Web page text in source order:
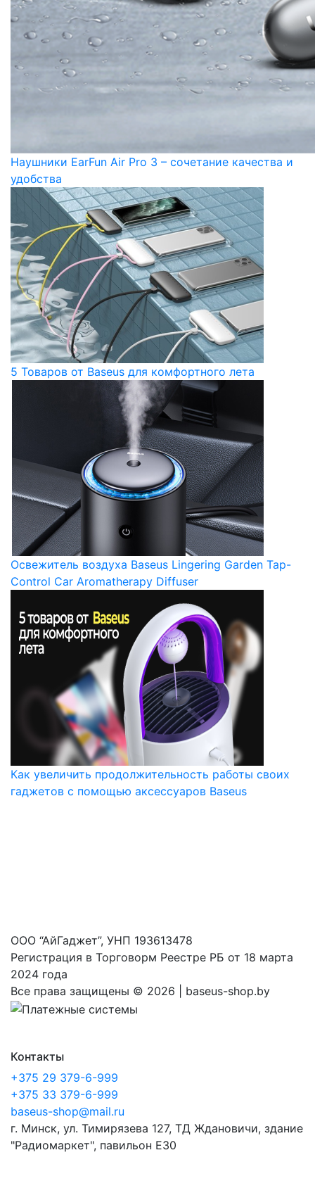
Наушники EarFun Air Pro 3 – сочетание качества и
удобства
5 Товаров от Baseus для комфортного лета
Освежитель воздуха Baseus Lingering Garden Tap-
Control Car Aromatherapy Diffuser
Как увеличить продолжительность работы своих
гаджетов с помощью аксессуаров Baseus
ООО “АйГаджет”, УНП 193613478
Регистрация в Торговорм Реестре РБ от 18 марта
2024 года
Все права защищены © 2026 | baseus-shop.by
Контакты
+375 29 379-6-999
+375 33 379-6-999
baseus-shop@mail.ru
г. Минск, ул. Тимирязева 127, ТД Ждановичи, здание
"Радиомаркет", павильон E30